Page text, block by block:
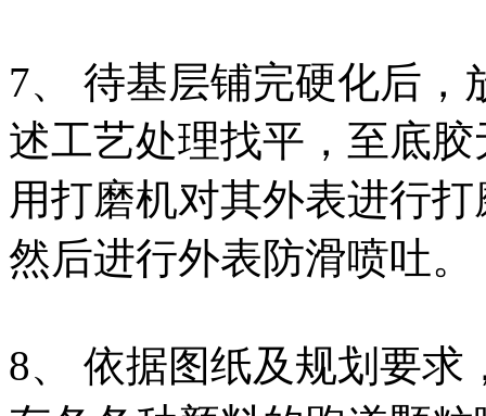
7、 待基层铺完硬化后
述工艺处理找平，至底
用打磨机对其外表进行
然后进行外表防滑喷吐。
8、 依据图纸及规划要